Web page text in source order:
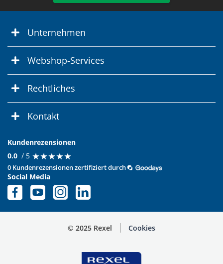
Unternehmen
Webshop-Services
Rechtliches
Kontakt
Kundenrezensionen
0.0 / 5 ★★★★★
★★★★★
0 Kundenrezensionen zertifiziert durch
Social Media
© 2025 Rexel Cookies